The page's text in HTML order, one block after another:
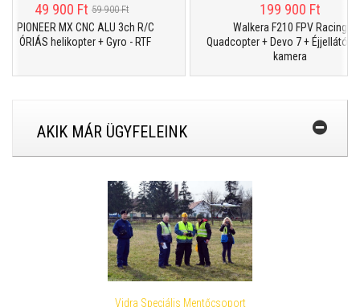
49 900 Ft 59 900 Ft
MX CNC ALU 3ch R/C
helikopter + Gyro - RTF
199 900 Ft
Walkera F210 FPV Racing
Quadcopter + Devo 7 + Éjjellátó Sony
kamera
AKIK MÁR ÜGYFELEINK
Vidra Speciális Mentőcsoport